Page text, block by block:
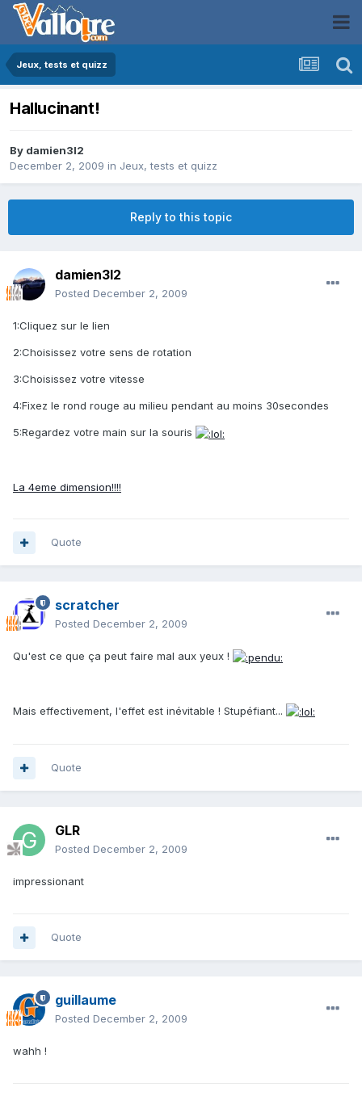
Jeux, tests et quizz
Hallucinant!
By damien3l2
December 2, 2009 in Jeux, tests et quizz
Reply to this topic
damien3l2
Posted December 2, 2009
1:Cliquez sur le lien
2:Choisissez votre sens de rotation
3:Choisissez votre vitesse
4:Fixez le rond rouge au milieu pendant au moins 30secondes
5:Regardez votre main sur la souris
La 4eme dimension!!!!
Quote
scratcher
Posted December 2, 2009
Qu'est ce que ça peut faire mal aux yeux !
Mais effectivement, l'effet est inévitable ! Stupéfiant...
Quote
GLR
Posted December 2, 2009
impressionant
Quote
guillaume
Posted December 2, 2009
wahh !